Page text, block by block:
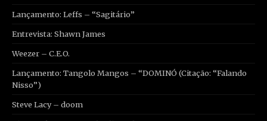
Lançamento: Leffs – “Sagitário”
Entrevista: Shawn James
Weezer – C.E.O.
Lançamento: Tangolo Mangos – “DOMINÓ (Citação: “Falando
Nisso”)
Steve Lacy – doom